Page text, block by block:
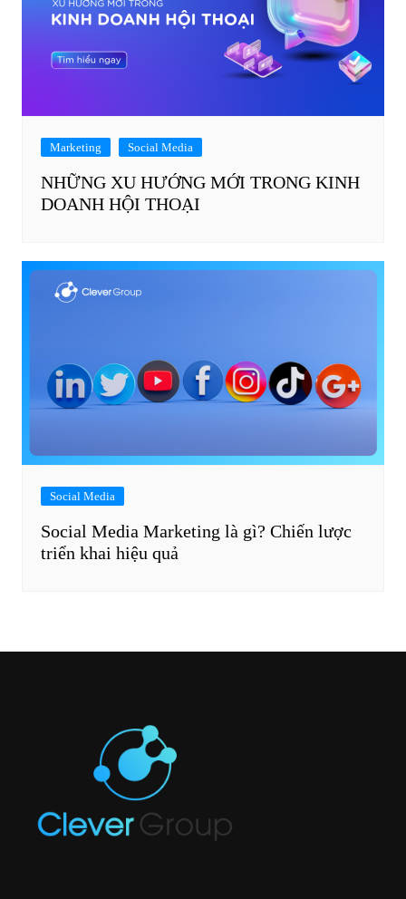
Marketing Social Media
NHỮNG XU HƯỚNG MỚI TRONG KINH
DOANH HỘI THOẠI
Social Media
Social Media Marketing là gì? Chiến lược
triển khai hiệu quả